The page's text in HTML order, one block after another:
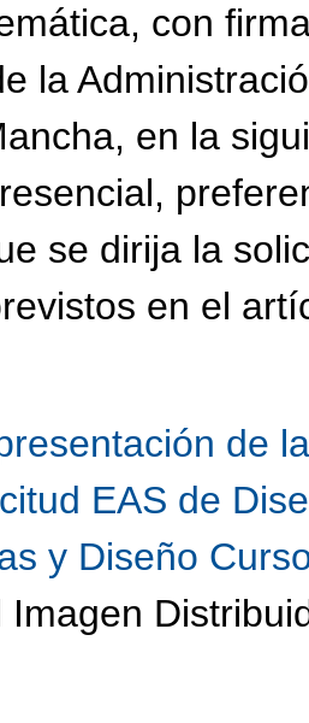
con
la
en la
se dirija la
en el
de
EAS de
y Diseño
Imagen